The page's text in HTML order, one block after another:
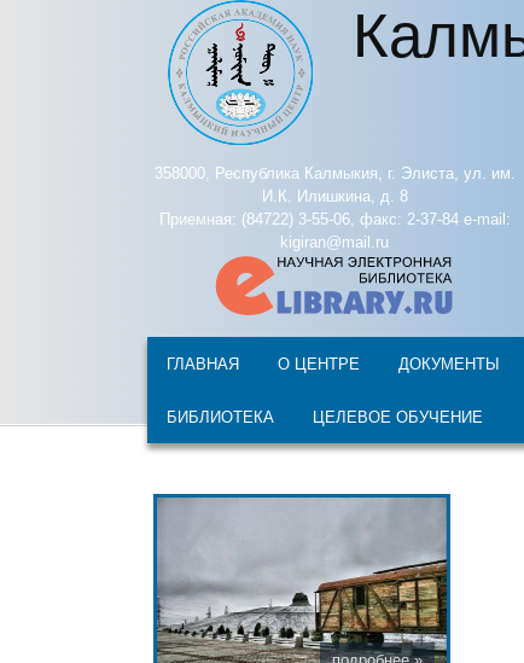
Перейти к основному содержанию
358000, Республика Калмыкия, г. Элиста, ул. им.
И.К. Илишкина, д. 8
Приемная: (84722) 3-55-06, факс: 2-37-84 e-mail:
kigiran@mail.ru
ГЛАВНАЯ О ЦЕНТРЕ ДОКУМЕНТЫ
БИБЛИОТЕКА ЦЕЛЕВОЕ ОБУЧЕНИЕ